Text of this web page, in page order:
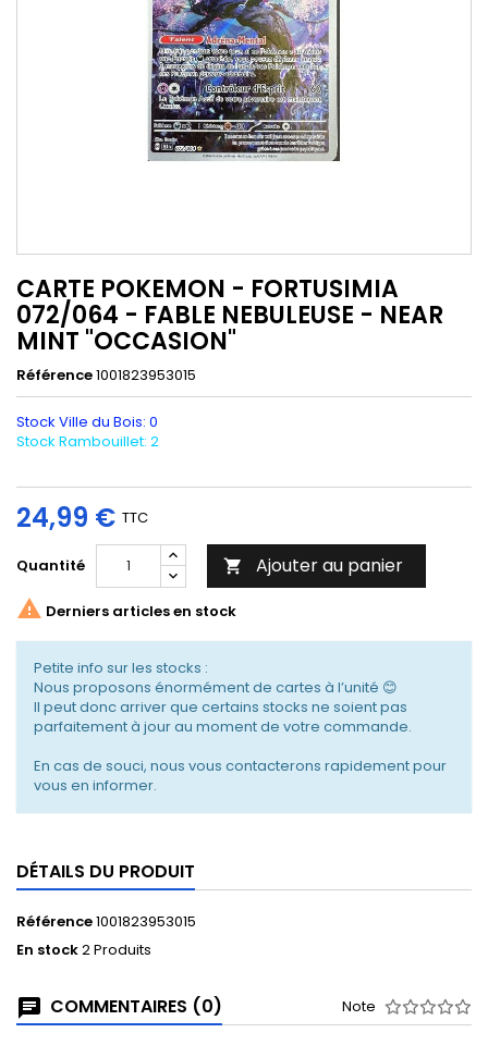
CARTE POKEMON - FORTUSIMIA
072/064 - FABLE NEBULEUSE - NEAR
MINT "OCCASION"
Référence1001823953015
Stock Ville du Bois: 0
Stock Rambouillet: 2
24,99 € TTC
Quantité  Ajouter au panier
 Derniers articles en stock
Petite info sur les stocks :
Nous proposons énormément de cartes à l’unité 😊
Il peut donc arriver que certains stocks ne soient pas
parfaitement à jour au moment de votre commande.
En cas de souci, nous vous contacterons rapidement pour
vous en informer.
DÉTAILS DU PRODUIT
Référence1001823953015
En stock2 Produits
COMMENTAIRES (0) Note